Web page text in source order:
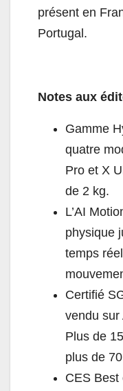
présent en
Portugal.
Notes aux
Gamme
quatre
Pro et X
de 2 kg.
L’AI
physique
temps
Certifié
vendu sur
Plus de
plus de
CES Best